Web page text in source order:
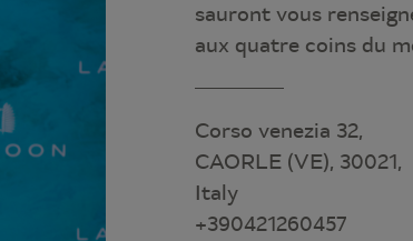
sauront vous
aux quatre coins du
Corso venezia 32,
CAORLE (VE), 30021,
Italy
+390421260457